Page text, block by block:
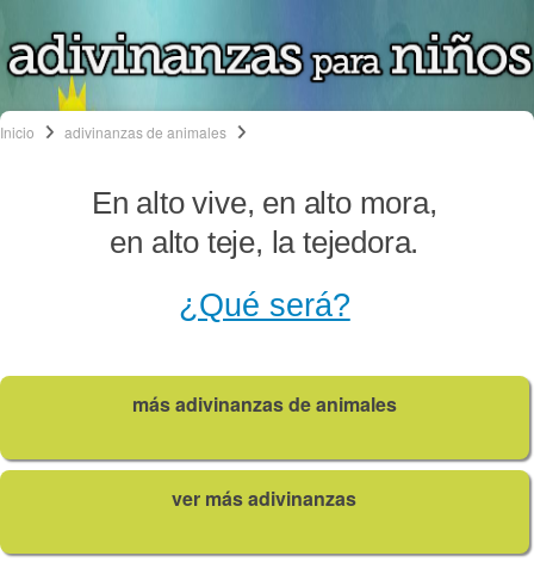
Inicio adivinanzas de animales
En alto vive, en alto mora,
en alto teje, la tejedora.
¿Qué será?
más adivinanzas de animales
ver más adivinanzas